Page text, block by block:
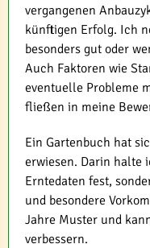
vergangenen
künftigen Erfolg. Ich
besonders gut oder
Auch Faktoren wie
eventuelle Probleme
fließen in meine
Ein Gartenbuch hat
erwiesen. Darin halte
Erntedaten fest,
und besondere
Jahre Muster und
verbessern.